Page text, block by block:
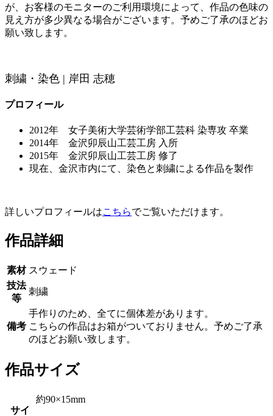
が、お客様のモニターのご利用環境によって、作品の色味の
見え方が多少異なる場合がございます。予めご了承のほどお
願い致します。
刺繍・染色 | 岸田 志穂
プロフィール
2012年 女子美術大学芸術学部工芸科 染専攻 卒業
2014年 金沢卯辰山工芸工房 入所
2015年 金沢卯辰山工芸工房 修了
現在、金沢市内にて、染色と刺繍による作品を製作
詳しいプロフィールはこちらでご覧いただけます。
作品詳細
素材 スウェード
技法
等
刺繍
備考
手作りのため、全てに個体差があります。
こちらの作品はお箱がついておりません。予めご了承
のほどお願い致します。
作品サイズ
サイ
約90×15mm